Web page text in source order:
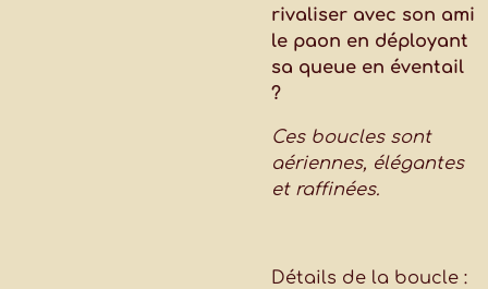
rivaliser avec son ami
le paon en déployant
sa queue en éventail
?
Ces boucles sont
aériennes, élégantes
et raffinées.
Détails de la boucle :